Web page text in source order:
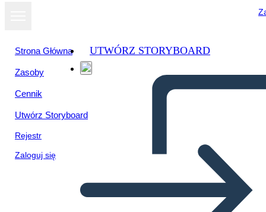
Strona Główna
Zasoby
Cennik
Utwórz Storyboard
Rejestr
Zaloguj się
UTWÓRZ STORYBOARD